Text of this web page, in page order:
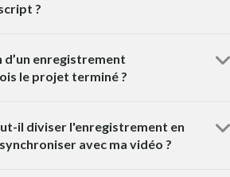
?
d’un enregistrement
le projet terminé ?
il diviser l'enregistrement en
avec ma vidéo ?